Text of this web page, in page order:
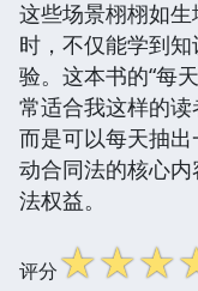
这些场景栩栩如
时，不仅能学到
验。这本书的“每
常适合我这样的读
而是可以每天抽
动合同法的核心
法权益。
评分☆☆☆